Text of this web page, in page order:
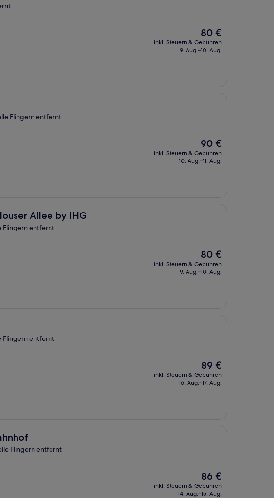
Der
Preis
beträgt
80 €
inkl. Steuern & Gebühren
9. Aug.–10. Aug.
Flingern entfernt
Der
Preis
beträgt
90 €
inkl. Steuern & Gebühren
10. Aug.–11. Aug.
Allee by IHG
by IHG
Flingern entfernt
Der
Preis
beträgt
80 €
inkl. Steuern & Gebühren
9. Aug.–10. Aug.
Flingern entfernt
Der
Preis
beträgt
89 €
inkl. Steuern & Gebühren
16. Aug.–17. Aug.
Flingern entfernt
Der
Preis
beträgt
86 €
inkl. Steuern & Gebühren
14. Aug.–15. Aug.